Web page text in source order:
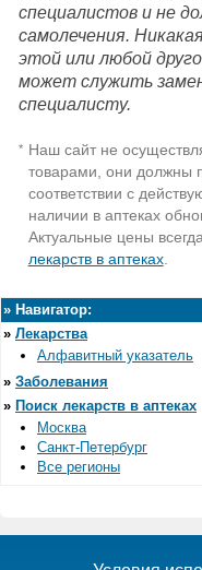
специалистов и не
самолечения.
этой или любой
может служить
специалисту.
* Наш сайт не
товарами, они должны
соответствии с
наличии в аптеках
Актуальные цены
лекарств в аптеках.
» Навигатор:
» Лекарства
Алфавитный указатель
» Заболевания
» Поиск лекарств в аптеках
Москва
Санкт-Петербург
Все регионы